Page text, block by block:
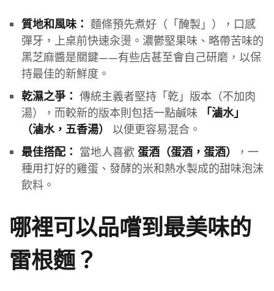
質地和風味： 麵條預先煮好（「醃製」），口感
彈牙，上桌前快速汆燙。濃鬱堅果味、略帶苦味的
黑芝麻醬是關鍵——有些店甚至會自己研磨，以保
持最佳的新鮮度。
乾濕之爭： 傳統主義者堅持「乾」版本（不加肉
湯），而較新的版本則包括一點鹹味
「滷水」
（滷水，五香湯）
以便更容易混合。
最佳搭配： 當地人喜歡 蛋酒（蛋酒，蛋酒）
，一
種用打好的雞蛋、發酵的米和熱水製成的甜味泡沫
飲料。
哪裡可以品嚐到最美味的
雷根麵？